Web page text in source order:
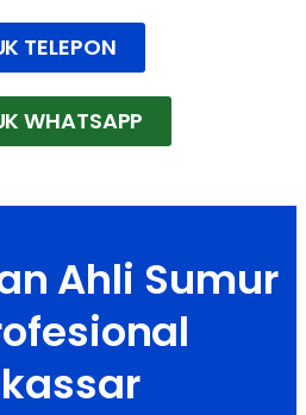
TELEPON
WHATSAPP
Ahli Sumur